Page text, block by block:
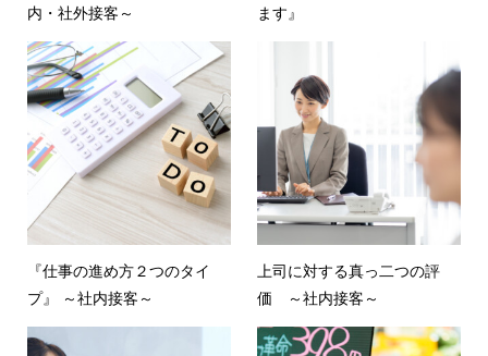
内・社外接客～
ます』
『仕事の進め方２つのタイ
プ』 ～社内接客～
上司に対する真っ二つの評
価 ～社内接客～